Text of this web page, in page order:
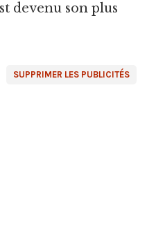
devenu son plus
SUPPRIMER LES PUBLICITÉS